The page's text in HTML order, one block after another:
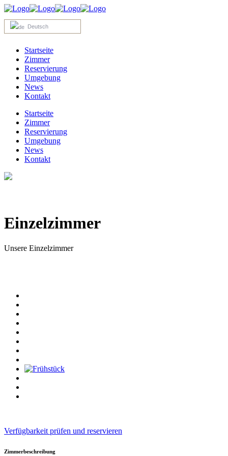
Deutsch
Startseite
Zimmer
Reservierung
Umgebung
News
Kontakt
Startseite
Zimmer
Reservierung
Umgebung
News
Kontakt
Einzelzimmer
Unsere Einzelzimmer
Verfügbarkeit prüfen und reservieren
Zimmerbeschreibung